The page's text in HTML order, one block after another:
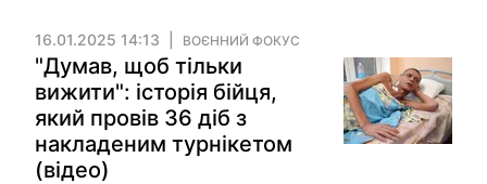
16.01.2025 14:13 ВОЄННИЙ ФОКУС
"Думав, щоб тільки
вижити": історія бійця,
який провів 36 діб з
накладеним турнікетом
(відео)